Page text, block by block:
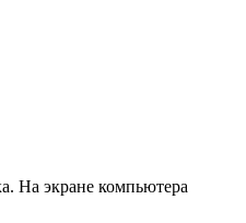
На экране компьютера